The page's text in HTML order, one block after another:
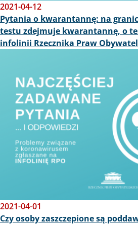
2021-04-12
Pytania o kwarantannę: na
testu zdejmuje kwarantannę, o
infolinii Rzecznika Praw
2021-04-01
Czy osoby zaszczepione są